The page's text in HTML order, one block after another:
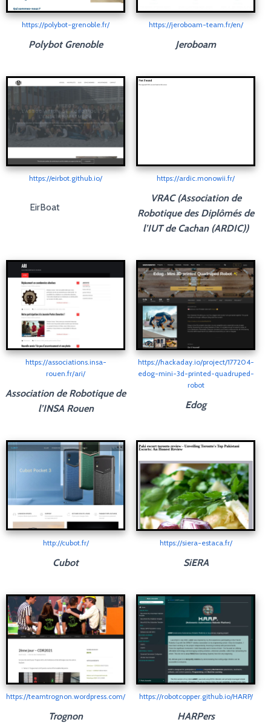
https://polybot-grenoble.fr/
Polybot Grenoble
https://jeroboam-team.fr/en/
Jeroboam
https://eirbot.github.io/
EirBoat
https://ardic.monowii.fr/
VRAC (Association de
Robotique des Diplômés de
l’IUT de Cachan (ARDIC))
https://associations.insa-
rouen.fr/ari/
Association de Robotique de
l’INSA Rouen
https://hackaday.io/project/177204-
edog-mini-3d-printed-quadruped-
robot
Edog
http://cubot.fr/
Cubot
https://siera-estaca.fr/
SiERA
https://teamtrognon.wordpress.com/
Trognon
https://robotcopper.github.io/HARP/
HARPers